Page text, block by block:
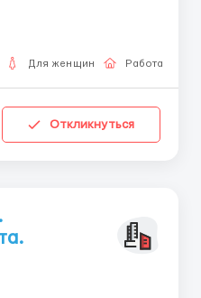
Щоденна
пишіть в telegram + 38068-584-84-0 8 ...
Для женщин Работа
Откликнуться